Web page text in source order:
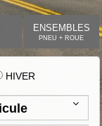
ENSEMBLES
PNEU + ROUE
HIVER